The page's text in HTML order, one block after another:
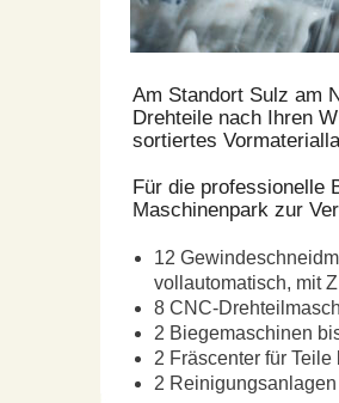
Am Standort Sulz am
Drehteile nach Ihren
sortiertes
Für die professionelle
Maschinenpark zur
12
vollautomatisch, mit
8 CNC-
2 Biegemaschinen
2 Fräscenter für
2 Reinigungsanlagen